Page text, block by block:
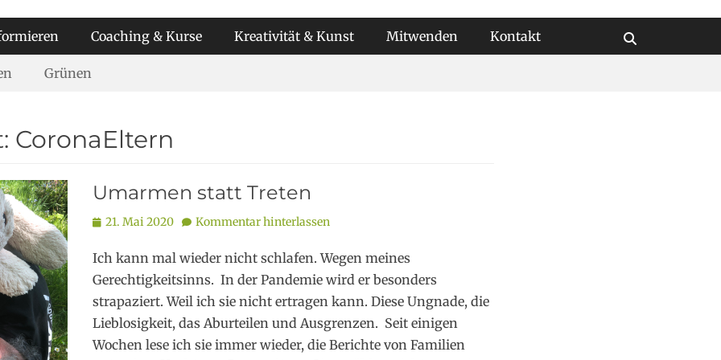
Coaching & Kurse Kreativität & Kunst Mitwenden Kontakt
Grünen
CoronaEltern
Umarmen statt Treten
Posted
21. Mai 2020 Kommentar hinterlassen
Ich kann mal wieder nicht schlafen. Wegen meines
Gerechtigkeitsinns. In der Pandemie wird er besonders
strapaziert. Weil ich sie nicht ertragen kann. Diese Ungnade, die
Lieblosigkeit, das Aburteilen und Ausgrenzen. Seit einigen
Wochen lese ich sie immer wieder, die Berichte von Familien